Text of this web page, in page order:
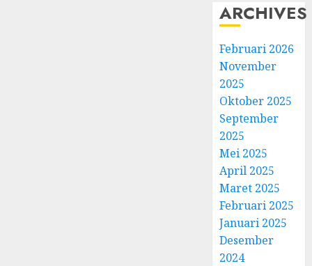
ARCHIVES
Februari 2026
November
2025
Oktober 2025
September
2025
Mei 2025
April 2025
Maret 2025
Februari 2025
Januari 2025
Desember
2024